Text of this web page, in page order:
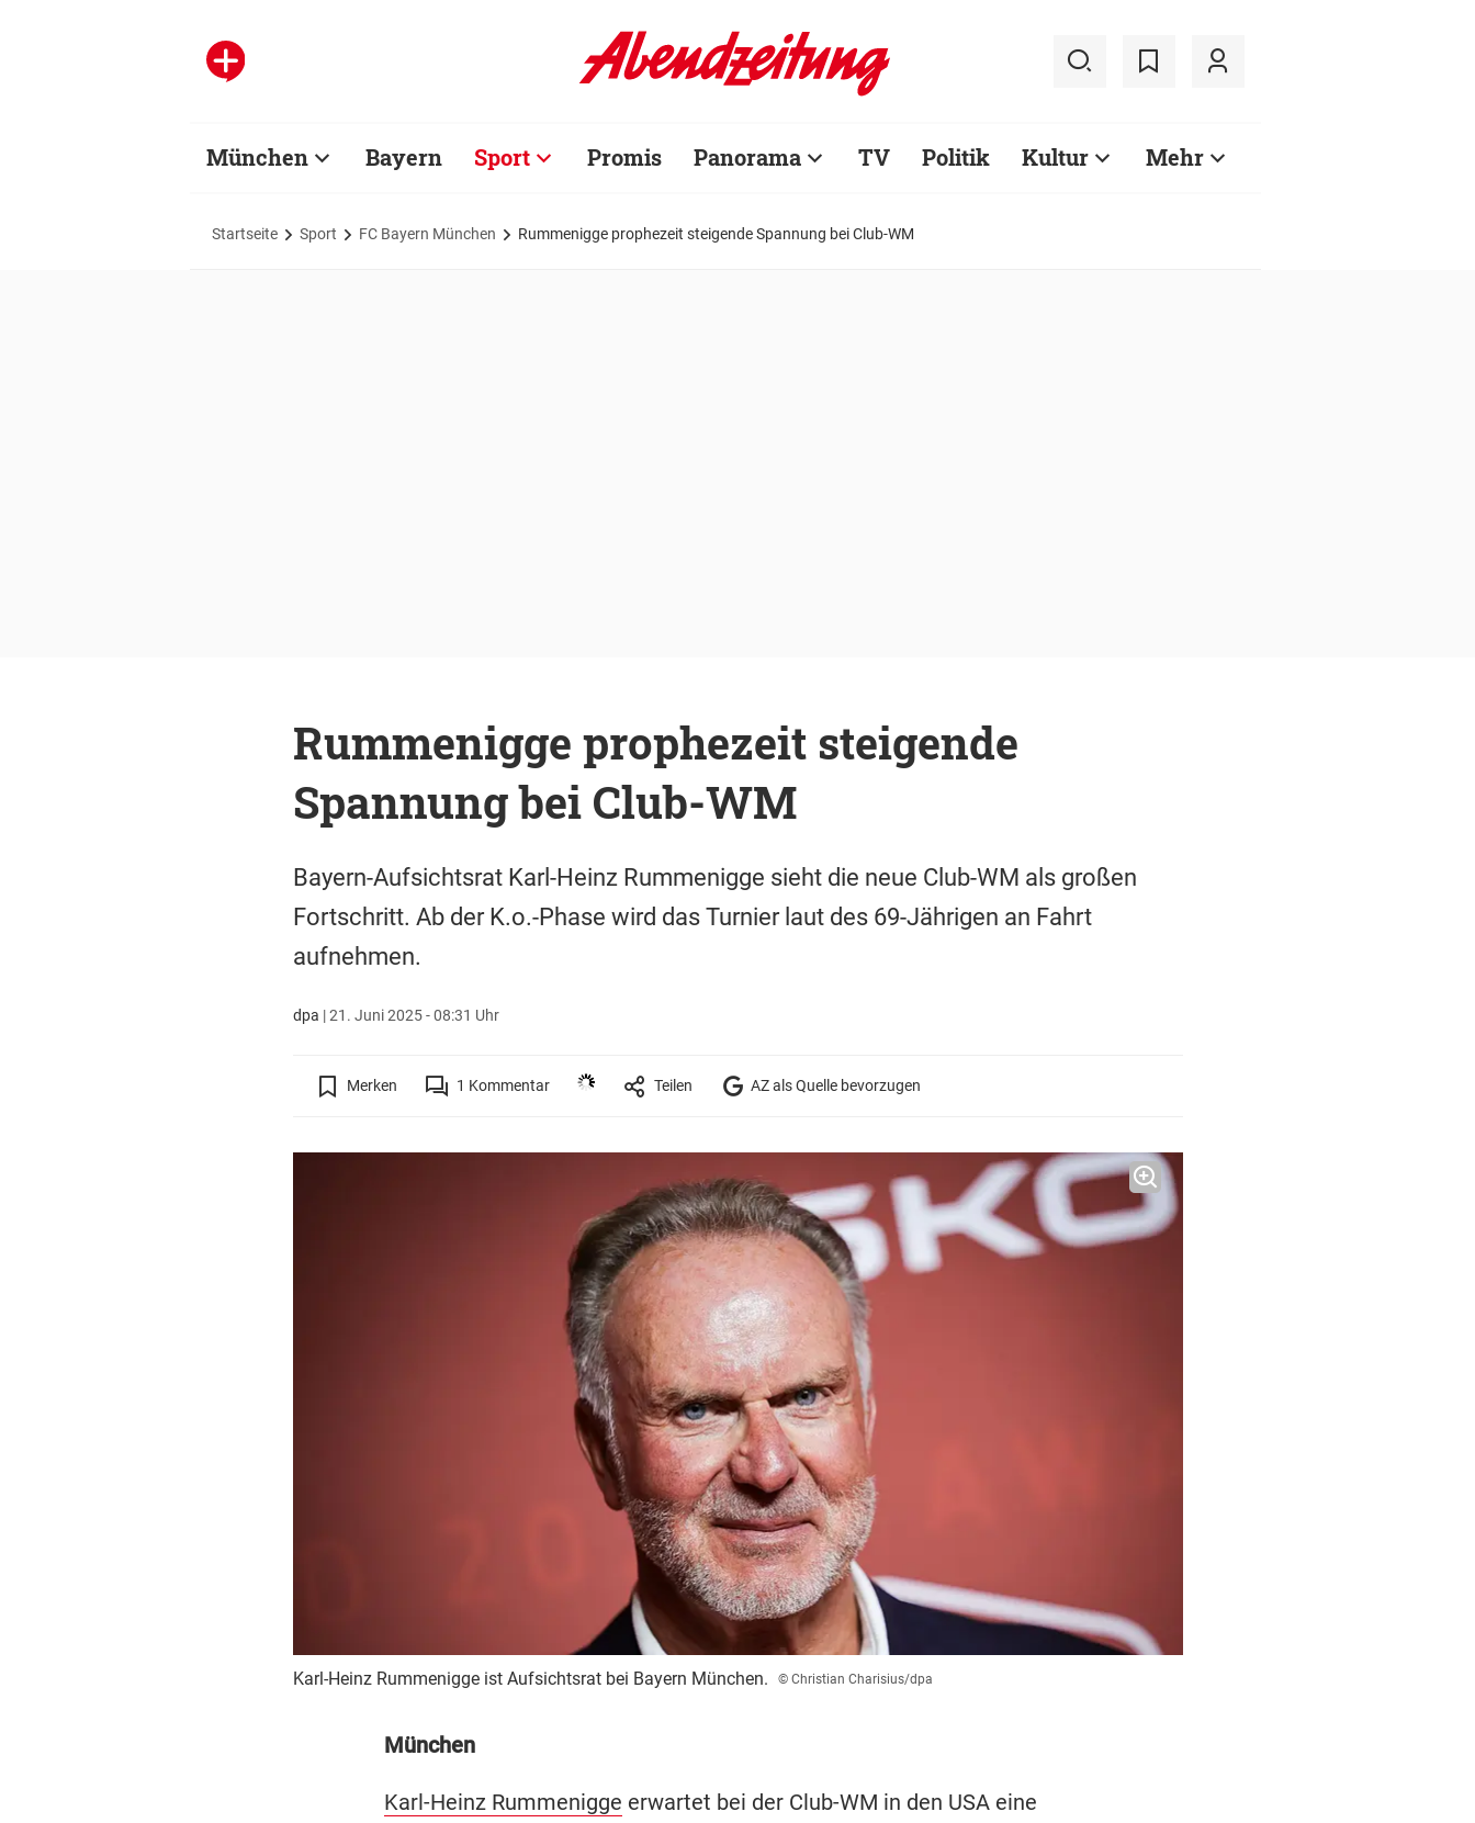
München Bayern Sport Promis Panorama TV Politik Kultur Mehr
Startseite Sport FC Bayern München Rummenigge prophezeit steigende Spannung bei Club-WM
Rummenigge prophezeit steigende
Spannung bei Club-WM
Bayern-Aufsichtsrat Karl-Heinz Rummenigge sieht die neue Club-WM als großen
Fortschritt. Ab der K.o.-Phase wird das Turnier laut des 69-Jährigen an Fahrt
aufnehmen.
dpa |21. Juni 2025 - 08:31 Uhr
Merken 1 Kommentar Teilen AZ als Quelle bevorzugen
Karl-Heinz Rummenigge ist Aufsichtsrat bei Bayern München. © Christian Charisius/dpa
München
Karl-Heinz Rummenigge erwartet bei der Club-WM in den USA eine